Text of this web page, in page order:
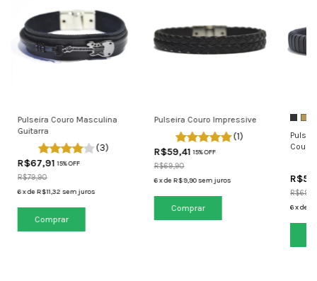
Pulseira Couro Masculina
Guitarra
(3)
R$67,9115% OFF
R$79,90
6xdeR$11,32 sem juros
Comprar
Pulseira Couro Impressive
(1)
R$59,4115% OFF
R$69,90
6xdeR$9,90 sem juros
Comprar
Couro
6xde